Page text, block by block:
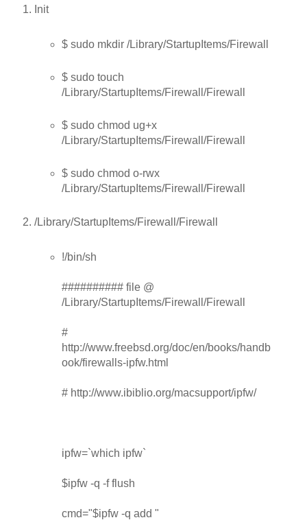
Init
$ sudo mkdir /Library/StartupItems/Firewall
$ sudo touch
/Library/StartupItems/Firewall/Firewall
$ sudo chmod ug+x
/Library/StartupItems/Firewall/Firewall
$ sudo chmod o-rwx
/Library/StartupItems/Firewall/Firewall
/Library/StartupItems/Firewall/Firewall
!/bin/sh
########## file @
/Library/StartupItems/Firewall/Firewall
#
http://www.freebsd.org/doc/en/books/handb
ook/firewalls-ipfw.html
# http://www.ibiblio.org/macsupport/ipfw/
ipfw=`which ipfw`
$ipfw -q -f flush
cmd="$ipfw -q add "